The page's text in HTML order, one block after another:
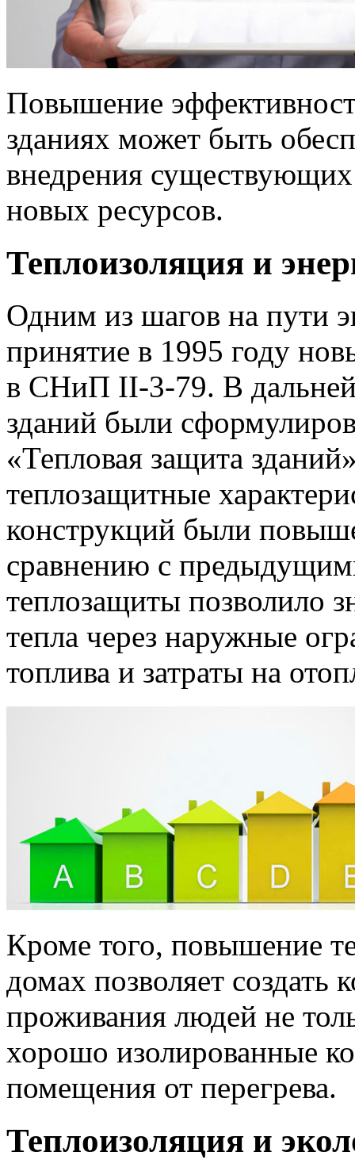
Повышение
зданиях может быть
внедрения существующих
новых ресурсов.
Теплоизоляция и
Одним из шагов на пути
принятие в 1995 году
в СНиП II-3-79. В
зданий были
«Тепловая защита
теплозащитные
конструкций были
сравнению с
теплозащиты позволило
тепла через наружные
топлива и затраты на
Кроме того, повышение
домах позволяет создать
проживания людей не
хорошо изолированные
помещения от перегрева.
Теплоизоляция и